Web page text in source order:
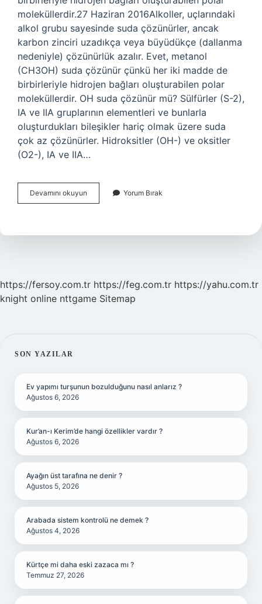
moleküllerdir.27 Haziran 2016Alkoller, uçlarındaki
alkol grubu sayesinde suda çözünürler, ancak
karbon zinciri uzadıkça veya büyüdükçe (dallanma
nedeniyle) çözünürlük azalır. Evet, metanol
(CH3OH) suda çözünür çünkü her iki madde de
birbirleriyle hidrojen bağları oluşturabilen polar
moleküllerdir. OH suda çözünür mü? Sülfürler (S-2),
IA ve IIA gruplarının elementleri ve bunlarla
oluşturdukları bileşikler hariç olmak üzere suda
çok az çözünürler. Hidroksitler (OH-) ve oksitler
(O2-), IA ve IIA…
Devamını okuyun
Oh
Mü
Yorum Bırak
https://fersoy.com.tr https://feg.com.tr https://yahu.com.tr
knight online nttgame Sitemap
SIDEBAR
SON YAZILAR
Ev yapımı turşunun bozulduğunu nasıl anlarız ?
Ağustos 6, 2026
Kur’an-ı Kerim’de hangi özellikler vardır ?
Ağustos 6, 2026
Ayağın üst tarafına ne denir ?
Ağustos 5, 2026
Arabada sistem kontrolü ne demek ?
Ağustos 4, 2026
Kürtçe mi daha eski zazaca mı ?
Temmuz 27, 2026